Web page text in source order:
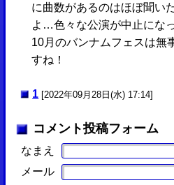
に曲数があるのはほぼ聞い
よ…色々な公演が中止にな
10月のバンナムフェスは無
すね！
1 [2022年09月28日(水) 17:14]
コメント投稿フォーム
なまえ
メール